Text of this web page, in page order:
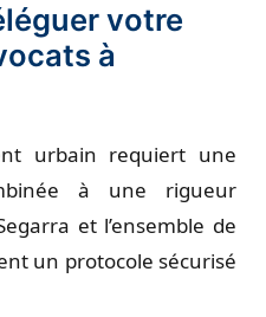
votre
à
urbain requiert une
à une rigueur
et l’ensemble de
un protocole sécurisé